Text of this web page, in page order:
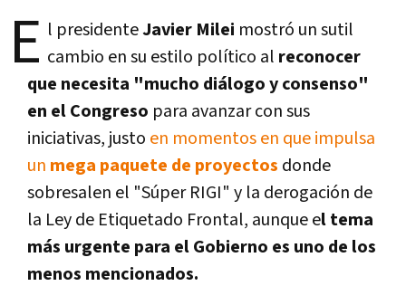
E l presidenteJavier Milei mostró un sutil
cambio en su estilo político al reconocer
que necesita "mucho diálogo y consenso"
en el Congreso para avanzar con sus
iniciativas, justo en momentos en que impulsa
un mega paquete de proyectos donde
sobresalen el "Súper RIGI" y la derogación de
la Ley de Etiquetado Frontal, aunque el tema
más urgente para el Gobierno es uno de los
menos mencionados.